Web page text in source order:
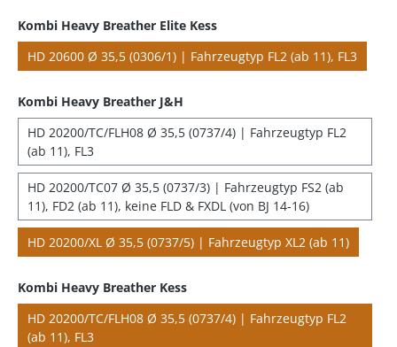
Kombi Heavy Breather Elite Kess
HD 20600 Ø 35,5 (0306/1) | Fahrzeugtyp FL2 (ab 11), FL3
Kombi Heavy Breather J&H
HD 20200/TC/FLH08 Ø 35,5 (0737/4) | Fahrzeugtyp FL2
(ab 11), FL3
HD 20200/TC07 Ø 35,5 (0737/3) | Fahrzeugtyp FS2 (ab
11), FD2 (ab 11), keine FLD & FXDL (von BJ 14-16)
HD 20200/XL Ø 35,5 (0737/5) | Fahrzeugtyp XL2 (ab 11)
Kombi Heavy Breather Kess
HD 20200/TC/FLH08 Ø 35,5 (0737/4) | Fahrzeugtyp FL2
(ab 11), FL3